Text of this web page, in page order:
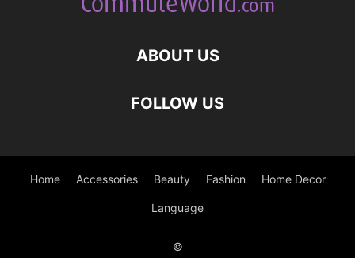
ABOUT US
FOLLOW US
Home Accessories Beauty Fashion Home Decor
Language
©